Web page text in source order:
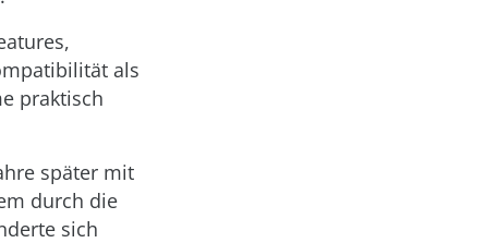
als
praktisch
später mit
durch die
sich